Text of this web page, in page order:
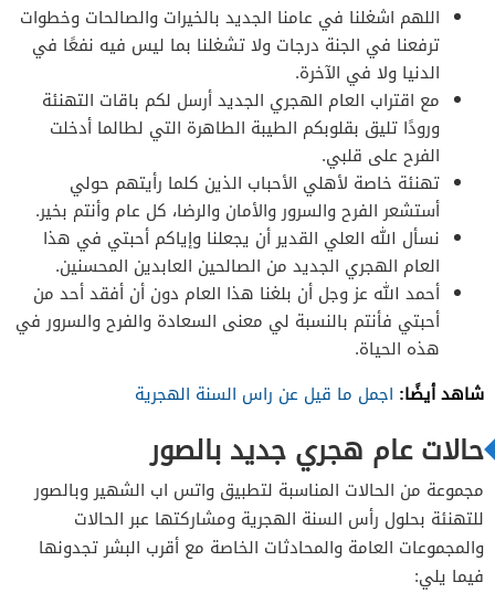
اللهم اشغلنا في عامنا الجديد بالخيرات والصالحات وخطوات
ترفعنا في الجنة درجات ولا تشغلنا بما ليس فيه نفعًا في
الدنيا ولا في الآخرة.
مع اقتراب العام الهجري الجديد أرسل لكم باقات التهنئة
ورودًا تليق بقلوبكم الطيبة الطاهرة التي لطالما أدخلت
الفرح على قلبي.
تهنئة خاصة لأهلي الأحباب الذين كلما رأيتهم حولي
أستشعر الفرح والسرور والأمان والرضا، كل عام وأنتم بخير.
نسأل الله العلي القدير أن يجعلنا وإياكم أحبتي في هذا
العام الهجري الجديد من الصالحين العابدين المحسنين.
أحمد الله عز وجل أن بلغنا هذا العام دون أن أفقد أحد من
أحبتي فأنتم بالنسبة لي معنى السعادة والفرح والسرور في
هذه الحياة.
شاهد أيضًا: اجمل ما قيل عن راس السنة الهجرية
حالات عام هجري جديد بالصور
مجموعة من الحالات المناسبة لتطبيق واتس اب الشهير وبالصور
للتهنئة بحلول رأس السنة الهجرية ومشاركتها عبر الحالات
والمجموعات العامة والمحادثات الخاصة مع أقرب البشر تجدونها
فيما يلي: